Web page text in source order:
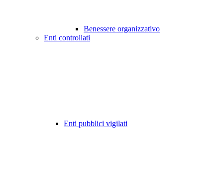
Benessere organizzativo
Enti controllati
Enti pubblici vigilati